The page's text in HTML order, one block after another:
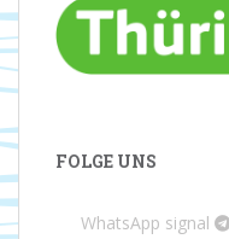
FOLGE UNS
WhatsApp signal